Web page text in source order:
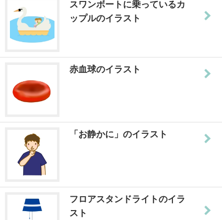
スワンボートに乗っているカ
ップルのイラスト
赤血球のイラスト
「お静かに」のイラスト
フロアスタンドライトのイラ
スト